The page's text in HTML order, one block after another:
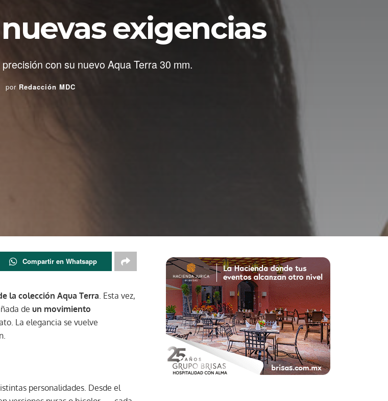
exigencias
con su nuevo Aqua Terra 30 mm.
por Redacción MDC
Compartir en Whatsapp
la colección Aqua Terra. Esta vez,
de un movimiento
La elegancia se vuelve
personalidades. Desde el